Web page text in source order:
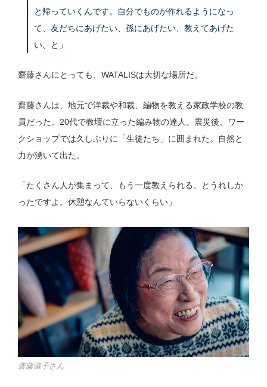
と帰っていくんです。自分でものが作れるようになっ
て、友だちにあげたい、孫にあげたい、教えてあげた
い、と」
齋藤さんにとっても、WATALISは大切な場所だ。
齋藤さんは、地元で洋裁や和裁、編物を教える家政学校の教
員だった。20代で教壇に立った編み物の達人。震災後、ワー
クショップでは久しぶりに「生徒たち」に囲まれた。自然と
力が湧いて出た。
「たくさん人が集まって、もう一度教えられる、とうれしか
ったですよ。休憩なんていらないくらい」
齋藤淑子さん